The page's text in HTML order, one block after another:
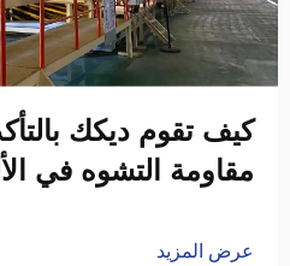
كيف تقوم ديكك
مقاومة التشوه في
عرض المزيد